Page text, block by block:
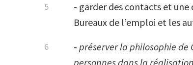
- garder des contacts et une
Bureaux de l’emploi et les
- préserver la philosophie de
personnes dans la